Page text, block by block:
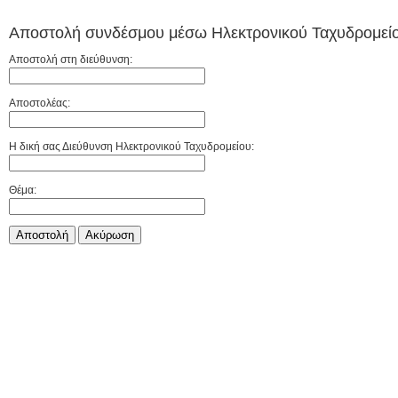
Αποστολή συνδέσμου μέσω Ηλεκτρονικού
Αποστολή στη διεύθυνση:
Αποστολέας:
Η δική σας Διεύθυνση Ηλεκτρονικού Ταχυδρομείου:
Θέμα:
Αποστολή Aκύρωση